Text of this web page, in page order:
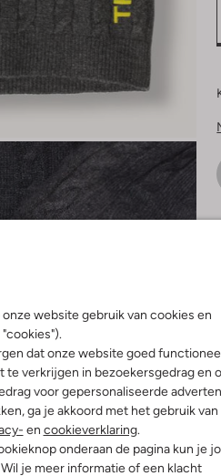
onze website gebruik van cookies en
dat onze website goed
te verkrijgen in bezoekersgedrag en
voor gepersonaliseerde
ga je akkoord met het gebruik van
en cookieverklaring.
onderaan de pagina kun je
je meer informatie of een klacht